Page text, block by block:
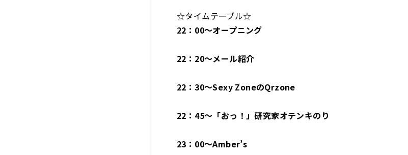
☆タイムテーブル☆
22 ： 00～オープニング
22 ： 20～メール紹介
22 ：30～Sexy ZoneのQrzone
22 ： 45～「おっ！」研究家オテンキのり
23 ： 00～Amber’s